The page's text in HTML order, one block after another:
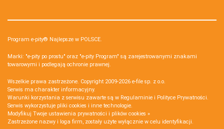
Program e-pity® Najlepsze w POLSCE.
Marki: "e-pity po prostu" oraz "e-pity Program" są zarejestrowanymi znakami
towarowymi i podlegają ochronie prawnej.
Wszelkie prawa zastrzeżone. Copyright 2009-2026 e-file sp. z o.o.
Serwis ma charakter informacyjny.
Warunki korzystania z serwisu zawarte są w Regulaminie i Polityce Prywatności.
Serwis wykorzystuje pliki cookies i inne technologie.
Modyfikuj Twoje ustawienia prywatności i plików cookies »
Zastrzeżone nazwy i loga firm, zostały użyte wyłącznie w celu identyfikacji.